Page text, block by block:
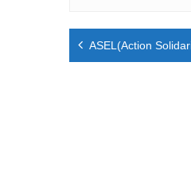
Navigation
de
ASEL(Action